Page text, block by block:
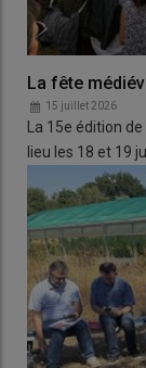
La fête
15 juillet 2026
La 15e édition
lieu les 18 et 19